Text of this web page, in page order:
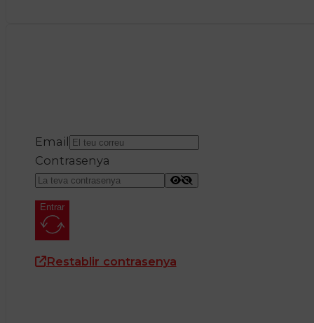
Email
Contrasenya
Entrar
Restablir contrasenya